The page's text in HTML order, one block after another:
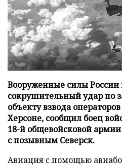
Вооруженные силы России
сокрушительный удар по
объекту взвода
Херсоне, сообщил боец
18-й общевойсковой
с позывным Северск.
Авиация с помощью